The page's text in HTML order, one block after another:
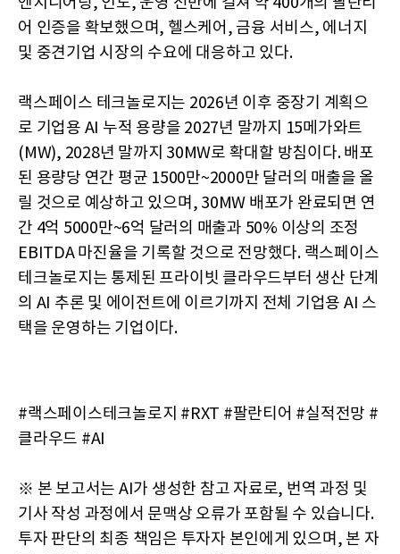
어 인증을 확보했으며, 헬스케어, 금융 서비스, 에너지
및 중견기업 시장의 수요에 대응하고 있다.
랙스페이스 테크놀로지는 2026년 이후 중장기 계획으
로 기업용 AI 누적 용량을 2027년 말까지 15메가와트
(MW), 2028년 말까지 30MW로 확대할 방침이다. 배포
된 용량당 연간 평균 1500만~2000만 달러의 매출을 올
릴 것으로 예상하고 있으며, 30MW 배포가 완료되면 연
간 4억 5000만~6억 달러의 매출과 50% 이상의 조정
EBITDA 마진율을 기록할 것으로 전망했다. 랙스페이스
테크놀로지는 통제된 프라이빗 클라우드부터 생산 단계
의 AI 추론 및 에이전트에 이르기까지 전체 기업용 AI 스
택을 운영하는 기업이다.
#랙스페이스테크놀로지 #RXT #팔란티어 #실적전망 #
클라우드 #AI
※ 본 보고서는 AI가 생성한 참고 자료로, 번역 과정 및
기사 작성 과정에서 문맥상 오류가 포함될 수 있습니다.
투자 판단의 최종 책임은 투자자 본인에게 있으며, 본 자